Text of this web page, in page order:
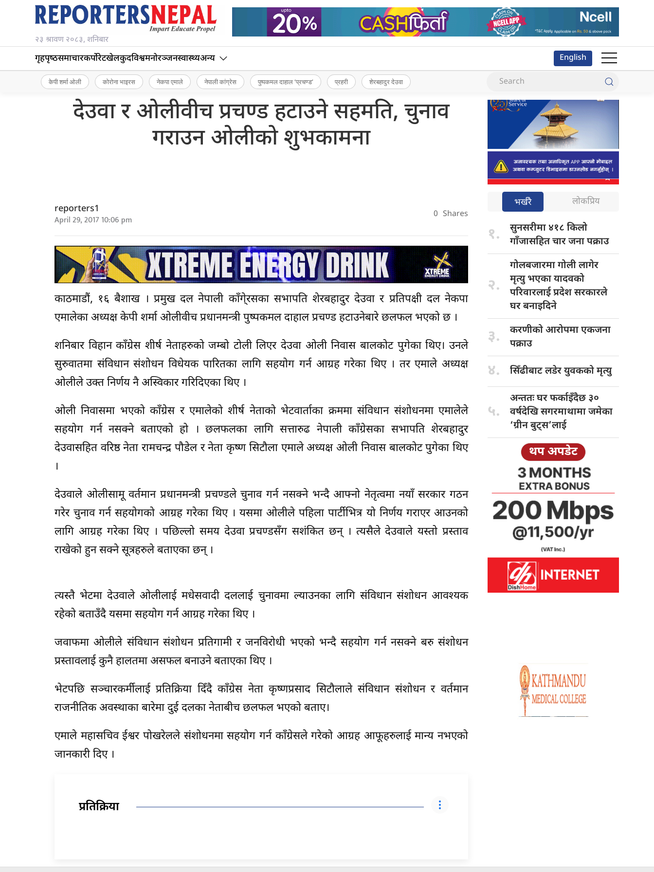
२३ श्रावण २०८३, शनिबार
गृहपृष्‍ठसमाचारकर्पोरेटखेलकुदविश्वमनोरञ्जनस्वास्थ्यअन्य English
केपी शर्मा ओली कोरोना भाइरस नेकपा एमाले नेपाली कांग्रेस पुष्पकमल दाहाल ‘प्रचण्ड’ प्रहरी शेरबहादुर देउवा
देउवा र ओलीवीच प्रचण्ड हटाउने सहमति, चुनाव
गराउन ओलीको शुभकामना
reporters1
April 29, 2017 10:06 pm 0 Shares
काठमाडौं, १६ बैशाख । प्रमुख दल नेपाली काँगे्रसका सभापति शेरबहादुर देउवा र प्रतिपक्षी दल नेकपा
एमालेका अध्यक्ष केपी शर्मा ओलीवीच प्रधानमन्त्री पुष्पकमल दाहाल प्रचण्ड हटाउनेबारे छलफल भएको छ ।
शनिबार विहान काँग्रेस शीर्ष नेताहरुको जम्बो टोली लिएर देउवा ओली निवास बालकोट पुगेका थिए। उनले
सुरुवातमा संविधान संशोधन विधेयक पारितका लागि सहयोग गर्न आग्रह गरेका थिए । तर एमाले अध्यक्ष
ओलीले उक्त निर्णय नै अस्विकार गरिदिएका थिए ।
ओली निवासमा भएको काँग्रेस र एमालेको शीर्ष नेताको भेटवार्ताका क्रममा संविधान संशोधनमा एमालेले
सहयोग गर्न नसक्ने बताएको हो । छलफलका लागि सत्तारुढ नेपाली काँग्रेसका सभापति शेरबहादुर
देउवासहित वरिष्ठ नेता रामचन्द्र पौडेल र नेता कृष्ण सिटौला एमाले अध्यक्ष ओली निवास बालकोट पुगेका थिए
।
देउवाले ओलीसामू वर्तमान प्रधानमन्त्री प्रचण्डले चुनाव गर्न नसक्ने भन्दै आफ्नो नेतृत्वमा नयाँ सरकार गठन
गरेर चुनाव गर्न सहयोगको आग्रह गरेका थिए । यसमा ओलीले पहिला पार्टीभित्र यो निर्णय गराएर आउनको
लागि आग्रह गरेका थिए । पछिल्लो समय देउवा प्रचण्डसँग सशंकित छन् । त्यसैले देउवाले यस्तो प्रस्ताव
राखेको हुन सक्ने सूत्रहरुले बताएका छन् ।
त्यस्तै भेटमा देउवाले ओलीलाई मधेसवादी दललाई चुनावमा ल्याउनका लागि संविधान संशोधन आवश्यक
रहेको बताउँदै यसमा सहयोग गर्न आग्रह गरेका थिए ।
जवाफमा ओलीले संविधान संशोधन प्रतिगामी र जनविरोधी भएको भन्दै सहयोग गर्न नसक्ने बरु संशोधन
प्रस्तावलाई कुनै हालतमा असफल बनाउने बताएका थिए ।
भेटपछि सञ्चारकर्मीलाई प्रतिक्रिया दिँदै काँग्रेस नेता कृष्णप्रसाद सिटौलाले संविधान संशोधन र वर्तमान
राजनीतिक अवस्थाका बारेमा दुई दलका नेताबीच छलफल भएको बताए।
एमाले महासचिव ईश्वर पोखरेलले संशोधनमा सहयोग गर्न काँग्रेसले गरेको आग्रह आफूहरुलाई मान्य नभएको
जानकारी दिए ।
प्रतिक्रिया
भर्खरै लोकप्रिय
१. सुनसरीमा ४१८ किलो
गाँजासहित चार जना पक्राउ
२.
गोलबजारमा गोलीलागेर
मृत्यु भएका यादवको
परिवारलाई प्रदेश सरकारले
घर बनाइदिने
३. करणीको आरोपमाएकजना
पक्राउ
४. सिँढीबाट लडेरयुवकको मृत्यु
५.
अन्ततः घरफर्काइँदैछ ३०
वर्षदेखि सगरमाथामा जमेका
‘ग्रीन बुट्स’लाई
थप अपडेट